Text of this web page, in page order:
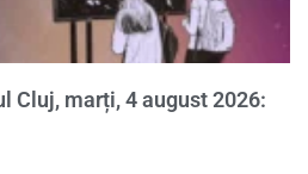
Cluj, marți, 4 august 2026: